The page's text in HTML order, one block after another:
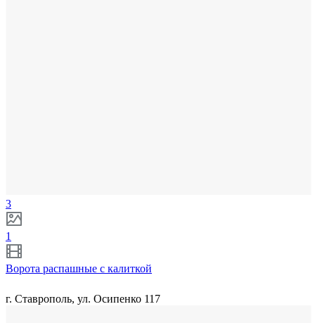
3
1
Ворота распашные с калиткой
г. Ставрополь, ул. Осипенко 117